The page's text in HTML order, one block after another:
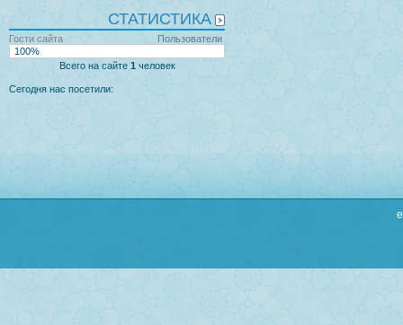
СТАТИСТИКА
Пользователи
Гости сайта
100%
Всего на сайте 1 человек
Сегодня нас посетили: